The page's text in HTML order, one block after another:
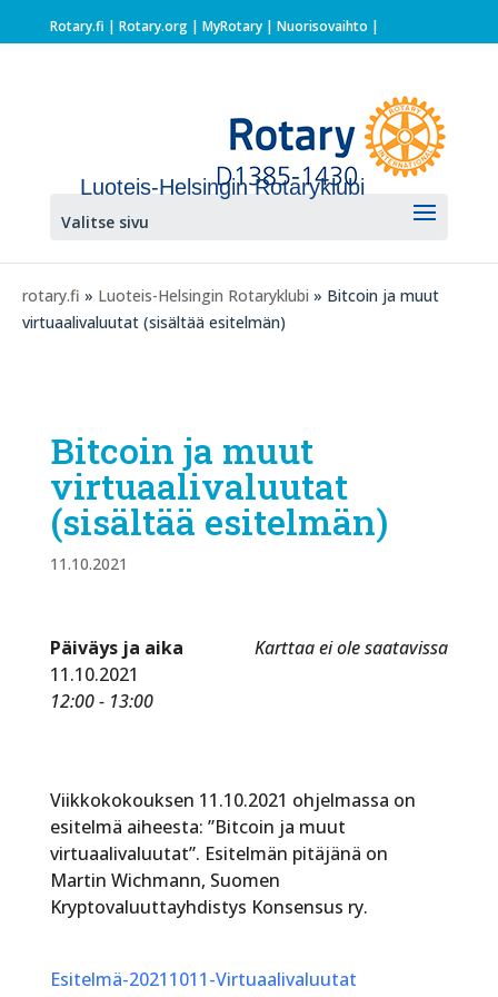
Rotary.fi | Rotary.org| MyRotary | Nuorisovaihto |
Luoteis-Helsingin Rotaryklubi
Valitse sivu
rotary.fi » Luoteis-Helsingin Rotaryklubi » Bitcoin ja muut
virtuaalivaluutat (sisältää esitelmän)
Bitcoin ja muut
virtuaalivaluutat
(sisältää esitelmän)
11.10.2021
Karttaa ei ole saatavissa
Päiväys ja aika
11.10.2021
12:00 - 13:00
Viikkokokouksen 11.10.2021 ohjelmassa on
esitelmä aiheesta: ”Bitcoin ja muut
virtuaalivaluutat”. Esitelmän pitäjänä on
Martin Wichmann, Suomen
Kryptovaluuttayhdistys Konsensus ry.
Esitelmä-20211011-Virtuaalivaluutat